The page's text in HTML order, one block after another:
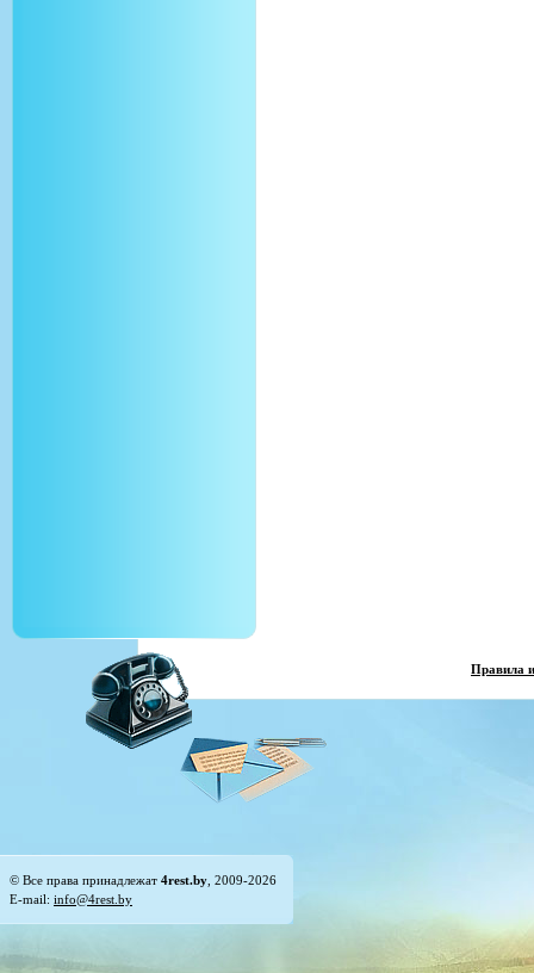
Правила
© Все права принадлежат 4rest.by , 2009-2026
E-mail: info@4rest.by